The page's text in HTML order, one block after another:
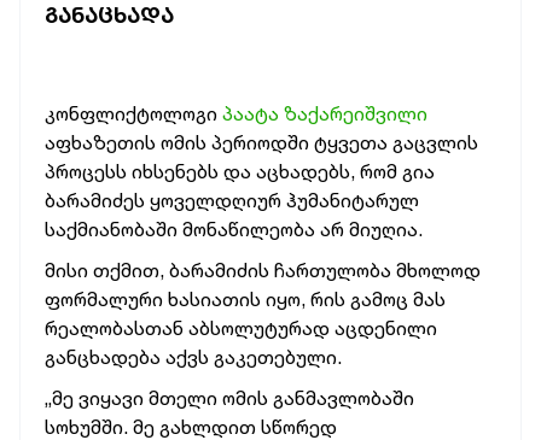
ᲒᲐᲜᲐᲪᲮᲐᲓᲐ
კონფლიქტოლოგი პაატა ზაქარეიშვილი
აფხაზეთის ომის პერიოდში ტყვეთა გაცვლის
პროცესს იხსენებს და აცხადებს, რომ გია
ბარამიძეს ყოველდღიურ ჰუმანიტარულ
საქმიანობაში მონაწილეობა არ მიუღია.
მისი თქმით, ბარამიძის ჩართულობა მხოლოდ
ფორმალური ხასიათის იყო, რის გამოც მას
რეალობასთან აბსოლუტურად აცდენილი
განცხადება აქვს გაკეთებული.
„მე ვიყავი მთელი ომის განმავლობაში
სოხუმში. მე გახლდით სწორედ